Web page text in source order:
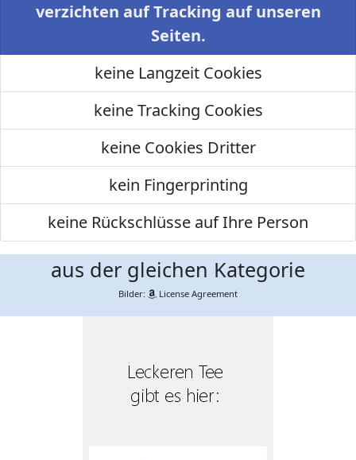
verzichten auf Tracking auf unseren
Seiten.
keine Langzeit Cookies
keine Tracking Cookies
keine Cookies Dritter
kein Fingerprinting
keine Rückschlüsse auf Ihre Person
aus der gleichen Kategorie
Bilder: License Agreement